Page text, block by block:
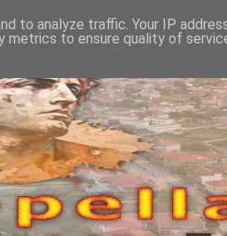
to analyze traffic. Your IP
metrics to ensure quality of